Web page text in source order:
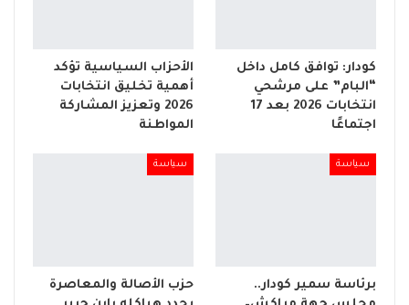
كودار: توافق كامل داخل
“البام” على مرشحي
انتخابات 2026 بعد 17
اجتماعًا
الأحزاب السياسية تؤكد
أهمية تخليق انتخابات
2026 وتعزيز المشاركة
المواطنة
سياسة
برئاسة سمير كودار..
سياسة
حزب الأصالة والمعاصرة